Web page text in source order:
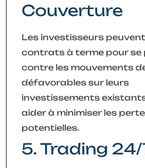
Couverture
Les investisseurs
contrats à terme pour se
contre les mouvements
défavorables sur leurs
investissements
aider à minimiser les
potentielles.
5. Trading